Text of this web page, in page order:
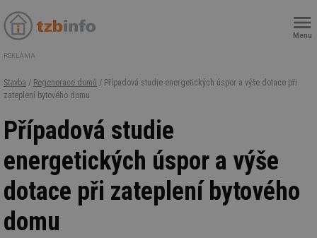
Menu
REKLAMA
Stavba / Regenerace domů / Případová studie energetických úspor a výše dotace při
zateplení bytového domu
Případová studie
energetických úspor a výše
dotace při zateplení bytového
domu